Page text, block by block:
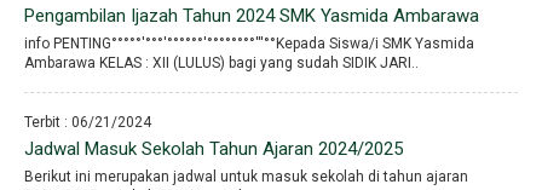
Pengambilan Ijazah Tahun 2024 SMK Yasmida Ambarawa
info PENTING°°°°°′°°°′°°°°°°′°°°°°°°°′′′°°Kepada Siswa/i SMK Yasmida
Ambarawa KELAS : XII (LULUS) bagi yang sudah SIDIK JARI..
Terbit : 06/21/2024
Jadwal Masuk Sekolah Tahun Ajaran 2024/2025
Berikut ini merupakan jadwal untuk masuk sekolah di tahun ajaran